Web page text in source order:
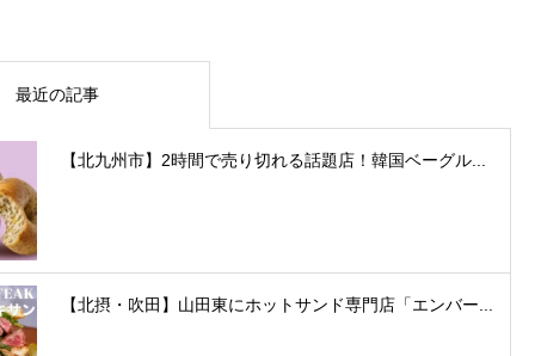
最近の記事
【北九州市】2時間で売り切れる話題店！韓国ベーグル...
【北摂・吹田】山田東にホットサンド専門店「エンバー...